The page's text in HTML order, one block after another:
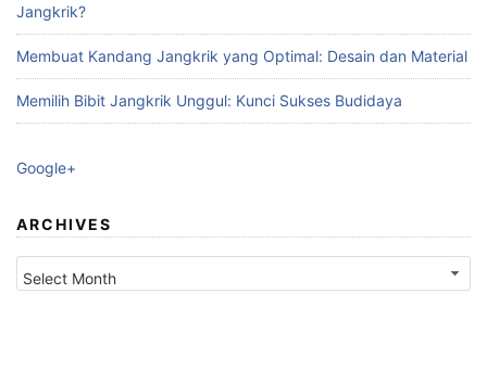
Jangkrik?
Membuat Kandang Jangkrik yang Optimal: Desain dan Material
Memilih Bibit Jangkrik Unggul: Kunci Sukses Budidaya
Google+
ARCHIVES
Archives